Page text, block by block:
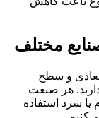
مختلف
و سطح
هر صنعت
یا سرد استفاده